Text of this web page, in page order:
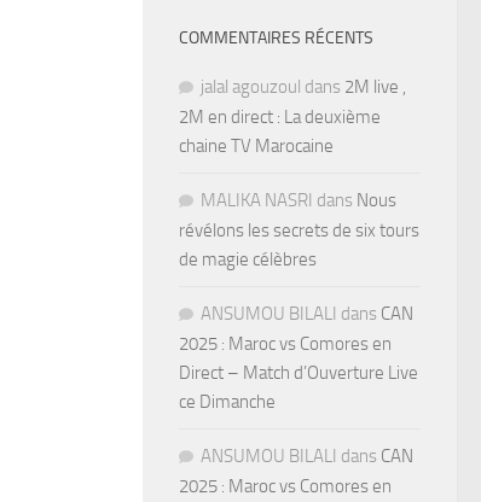
COMMENTAIRES RÉCENTS
jalal agouzoul dans 2M live ,
2M en direct : La deuxième
chaine TV Marocaine
MALIKA NASRI dans Nous
révélons les secrets de six tours
de magie célèbres
ANSUMOU BILALI dans CAN
2025 : Maroc vs Comores en
Direct – Match d’Ouverture Live
ce Dimanche
ANSUMOU BILALI dans CAN
2025 : Maroc vs Comores en